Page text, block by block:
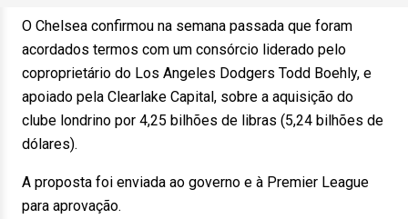
O Chelsea confirmou na semana passada que foram
acordados termos com um consórcio liderado pelo
coproprietário do Los Angeles Dodgers Todd Boehly, e
apoiado pela Clearlake Capital, sobre a aquisição do
clube londrino por 4,25 bilhões de libras (5,24 bilhões de
dólares).
A proposta foi enviada ao governo e à Premier League
para aprovação.